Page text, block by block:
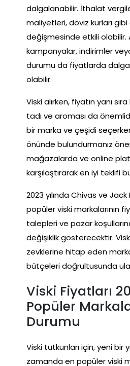
dalgalanabilir. İthalat
maliyetleri, döviz kurları
değişmesinde etkili olabilir.
kampanyalar, indirimler
durumu da fiyatlarda
olabilir.
Viski alırken, fiyatın yanı
tadı ve aroması da
bir marka ve çeşidi
önünde bulundurmanız
mağazalarda ve online
karşılaştırarak en iyi teklifi
2023 yılında Chivas ve
popüler viski markalarının
talepleri ve pazar
değişiklik gösterecektir.
zevklerine hitap eden
bütçeleri doğrultusunda
Viski Fiyatları
Popüler
Durumu
Viski tutkunları için, yeni bir
zamanda en popüler viski